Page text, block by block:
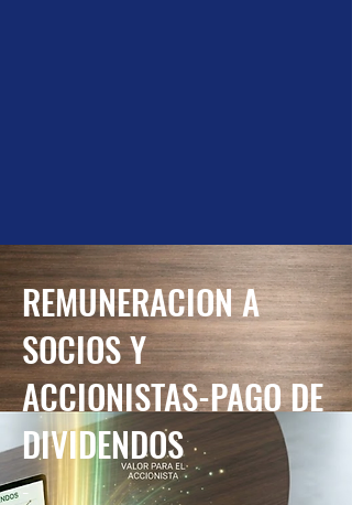
REMUNERACION A
SOCIOS Y
ACCIONISTAS-PAGO DE
DIVIDENDOS
-